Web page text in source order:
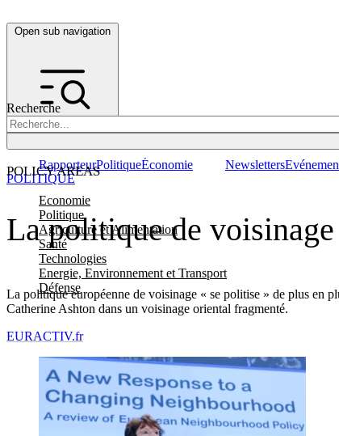
Open sub navigation
Recherche
POLICY AREAS
Economie
Politique
Agriculture et Alimentation
Santé
Technologies
Energie, Environnement et Transport
Défense
RapporteurPolitiqueÉconomie Newsletters
La politique de
La politique européenne de voisinage « se politise » de plus en
Catherine Ashton dans un voisinage oriental fragmenté.
POLITIQUE
EURACTIV.fr